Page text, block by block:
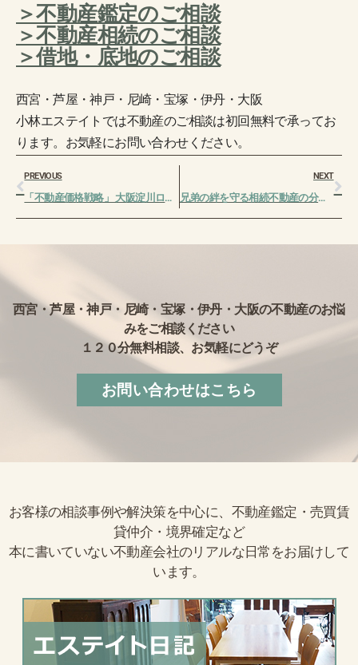
＞不動産鑑定のご相談
＞不動産相続のご相談
＞借地・底地のご相談
西宮・芦屋・神戸・尼崎・宝塚・伊丹・大阪
小林エステイトでは不動産のご相談は初回無料で承ってお
ります。お気軽にお問い合わせください。
Prev
PREVIOUS
「不動産価格戦略」 大阪淀川ロータリークラブ様で例会卓話させていただきました。
NEXT
兄弟の絆を守る相続不動産の分け方
西宮・芦屋・神戸・尼崎・宝塚・伊丹・大阪の不動産のお悩
みをご相談ください
１２０分無料相談、お気軽にどうぞ
お問い合わせはこちら
お客様の相談事例や解決策を中心に、不動産鑑定・売買賃
貸仲介・境界確定など
本に書いていない不動産会社のリアルな日常をお届けして
います。